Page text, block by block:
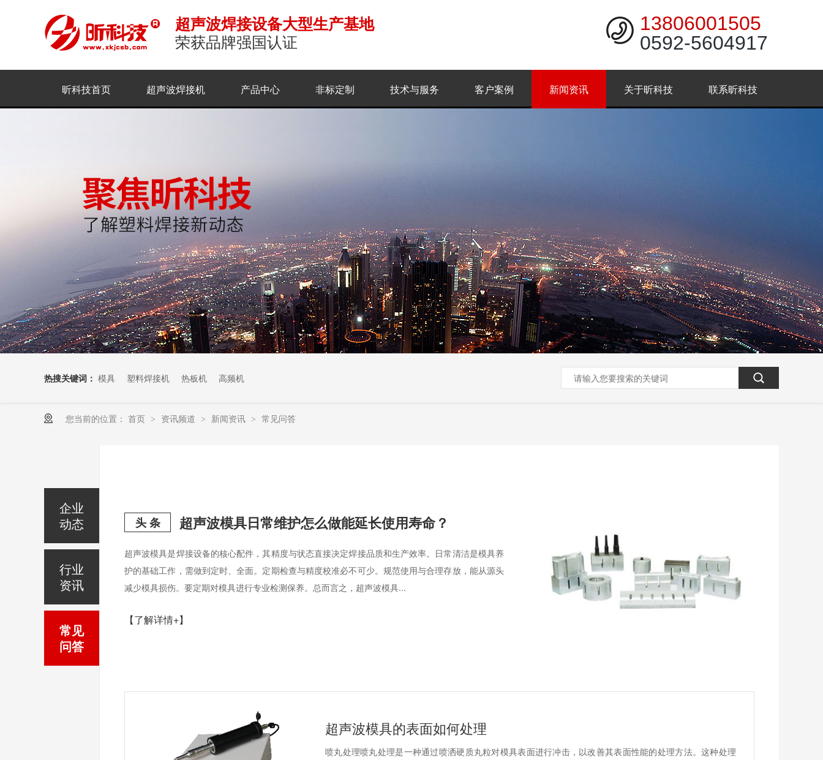
超声波焊接设备大型生产基地
荣获品牌强国认证
13806001505
0592-5604917
昕科技首页 超声波焊接机 产品中心 非标定制 技术与服务 客户案例 新闻资讯 关于昕科技 联系昕科技
热搜关键词： 模具 塑料焊接机 热板机 高频机
您当前的位置： 首页 > 资讯频道 > 新闻资讯 > 常见问答
头 条 超声波模具日常维护怎么做能延长使用寿命？
超声波模具是焊接设备的核心配件，其精度与状态直接决定焊接品质和生产效率。日常清洁是模具养
护的基础工作，需做到定时、全面。定期检查与精度校准必不可少。规范使用与合理存放，能从源头
减少模具损伤。要定期对模具进行专业检测保养。总而言之，超声波模具...
【了解详情+】
超声波模具的表面如何处理
喷丸处理喷丸处理是一种通过喷洒硬质丸粒对模具表面进行冲击，以改善其表面性能的处理方法。这种处理
企业
动态
行业
资讯
常见
问答